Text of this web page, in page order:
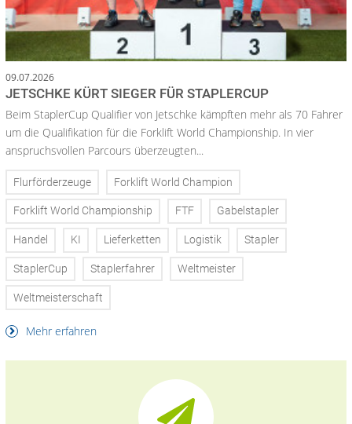
09.07.2026
JETSCHKE KÜRT SIEGER FÜR STAPLERCUP
Beim StaplerCup Qualifier von Jetschke kämpften mehr als 70 Fahrer
um die Qualifikation für die Forklift World Championship. In vier
anspruchsvollen Parcours überzeugten...
Flurförderzeuge Forklift World Champion
Forklift World Championship FTF Gabelstapler
Handel KI Lieferketten Logistik Stapler
StaplerCup Staplerfahrer Weltmeister
Weltmeisterschaft
Mehr erfahren